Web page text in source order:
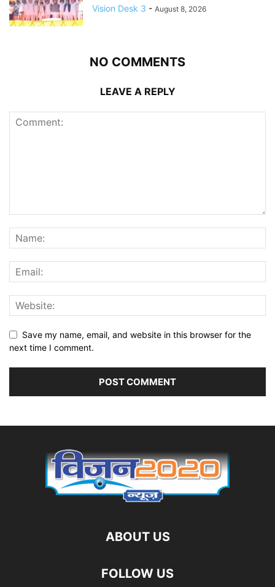
Vision Desk 3 - August 8, 2026
NO COMMENTS
LEAVE A REPLY
Save my name, email, and website in this browser for the
next time I comment.
ABOUT US
FOLLOW US